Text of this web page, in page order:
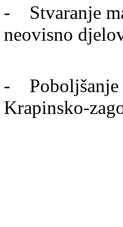
- Stvaranje
neovisno
- Poboljšanje
Krapinsko-